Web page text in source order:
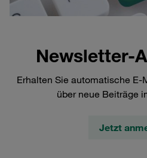
Newsletter-
Erhalten Sie automatische
über neue Beiträge
Jetzt